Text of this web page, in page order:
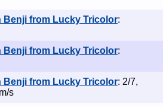
Benji from Lucky Tricolor:
Benji from Lucky Tricolor:
Benji from Lucky Tricolor: 2/7,
s